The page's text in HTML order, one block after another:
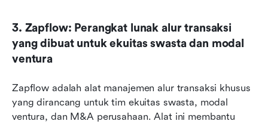
3. Zapflow: Perangkat lunak alur transaksi
yang dibuat untuk ekuitas swasta dan modal
ventura
Zapflow adalah alat manajemen alur transaksi khusus
yang dirancang untuk tim ekuitas swasta, modal
ventura, dan M&A perusahaan. Alat ini membantu